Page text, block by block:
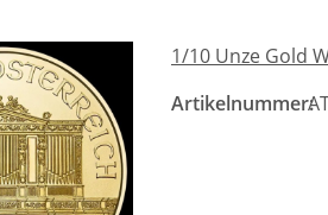
1/10 Unze Gold
Artikelnummer: